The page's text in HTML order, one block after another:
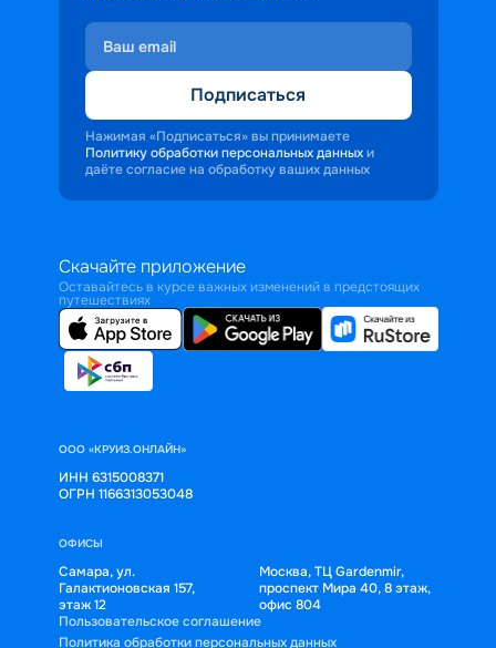
Подписаться
Нажимая «Подписаться» вы принимаете
Политику обработки персональных данных и
даёте согласие на обработку ваших данных
Скачайте приложение
Оставайтесь в курсе важных изменений в предстоящих
путешествиях
ООО «КРУИЗ.ОНЛАЙН»
ИНН 6315008371
ОГРН 1166313053048
ОФИСЫ
Самара, ул.
Галактионовская 157,
этаж 12
Москва, ТЦ Gardenmir,
проспект Мира 40, 8 этаж,
офис 804
Пользовательское соглашение
Политика обработки персональных данных